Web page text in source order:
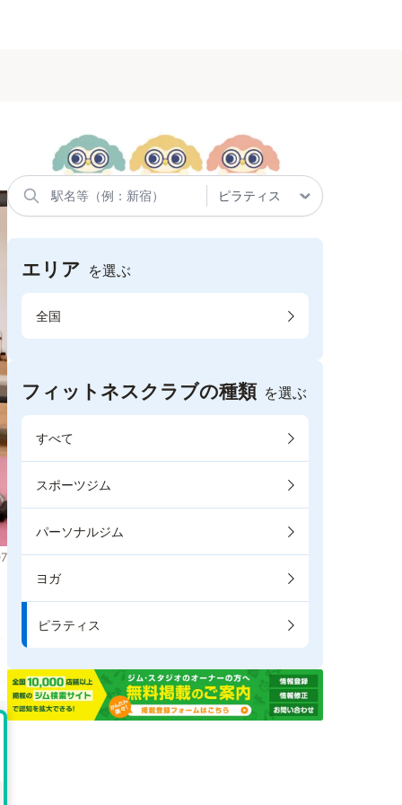
エリア を選ぶ
全国
フィットネスクラブの種類 を選ぶ
すべて
スポーツジム
パーソナルジム
ヨガ
ピラティス